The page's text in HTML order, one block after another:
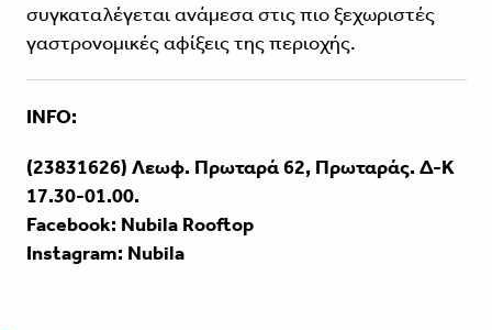
συγκαταλέγεται ανάμεσα στις πιο ξεχωριστές
γαστρονομικές αφίξεις της περιοχής.
INFO:
(23831626) Λεωφ. Πρωταρά 62, Πρωταράς. Δ-Κ
17.30-01.00.
Facebook: Nubila Rooftop
Instagram: Nubila